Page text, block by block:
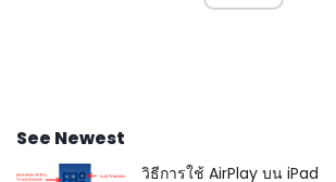
See Newest
วิธีการใช้ AirPlay บน iPad